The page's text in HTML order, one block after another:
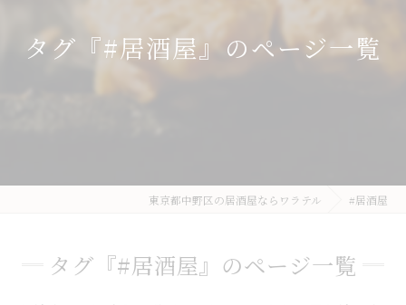
タグ『#居酒屋』のページ一覧
東京都中野区の居酒屋ならワラテル #居酒屋
タグ『#居酒屋』のページ一覧